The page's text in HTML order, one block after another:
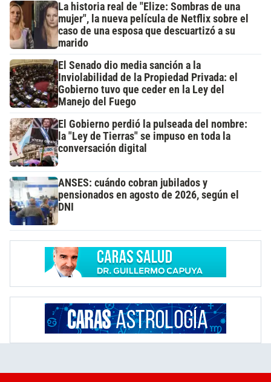
La historia real de "Elize: Sombras de una
mujer", la nueva película de Netflix sobre el
caso de una esposa que descuartizó a su
marido
El Senado dio media sanción a la
Inviolabilidad de la Propiedad Privada: el
Gobierno tuvo que ceder en la Ley del
Manejo del Fuego
El Gobierno perdió la pulseada del nombre:
la "Ley de Tierras" se impuso en toda la
conversación digital
ANSES: cuándo cobran jubilados y
pensionados en agosto de 2026, según el
DNI